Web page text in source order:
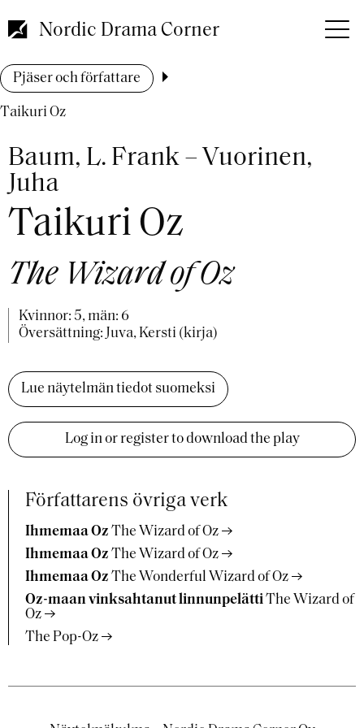
till
huvudinnehåll
Nordic Drama Corner
Länkstig
Pjäser och författare
Taikuri Oz
Baum, L. Frank – Vuorinen,
Juha
Taikuri Oz
The Wizard of Oz
Kvinnor: 5, män: 6
Översättning: Juva, Kersti (kirja)
Lue näytelmän tiedot suomeksi
Log in or register to download the play
Författarens övriga verk
Ihmemaa Oz The Wizard of Oz
Ihmemaa Oz The Wizard of Oz
Ihmemaa Oz The Wonderful Wizard of Oz
Oz-maan vinksahtanut linnunpelättiThe Wizard of
Oz
The Pop-Oz